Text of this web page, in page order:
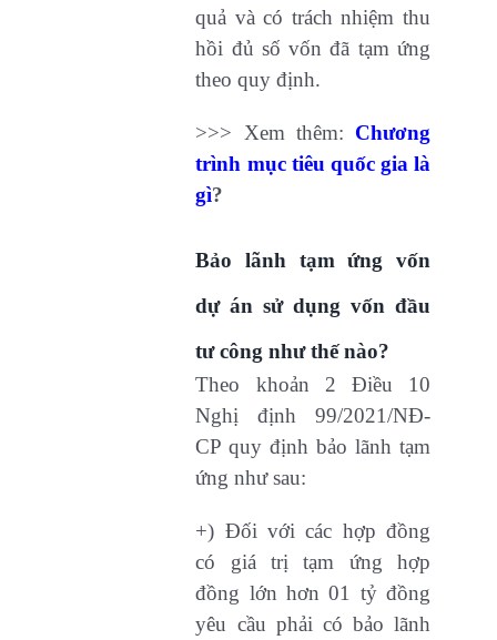
quả và có trách nhiệm thu
hồi đủ số vốn đã tạm ứng
theo quy định.
>>> Xem thêm: Chương
trình mục tiêu quốc gia là
gì?
Bảo lãnh tạm ứng vốn
dự án sử dụng vốn đầu
tư công như thế nào?
Theo khoản 2 Điều 10
Nghị định 99/2021/NĐ-
CP quy định bảo lãnh tạm
ứng như sau:
+) Đối với các hợp đồng
có giá trị tạm ứng hợp
đồng lớn hơn 01 tỷ đồng
yêu cầu phải có bảo lãnh